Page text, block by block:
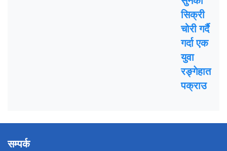
सिक्री
चोरी गर्दै
गर्दा एक
युवा
रङ्गेहात
पक्राउ
सम्पर्क